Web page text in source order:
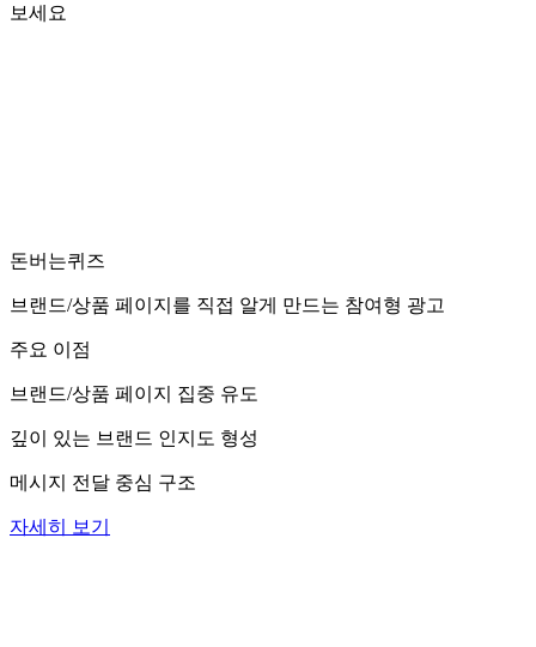
보세요
돈버는퀴즈
브랜드/상품 페이지를 직접 알게 만드는 참여형 광고
주요 이점
브랜드/상품 페이지 집중 유도
깊이 있는 브랜드 인지도 형성
메시지 전달 중심 구조
자세히 보기